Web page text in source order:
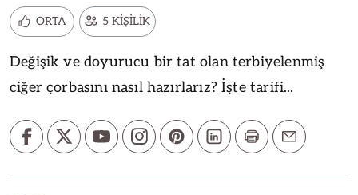
ORTA 5 KİŞİLİK
Değişik ve doyurucu bir tat olan terbiyelenmiş
ciğer çorbasını nasıl hazırlarız? İşte tarifi...